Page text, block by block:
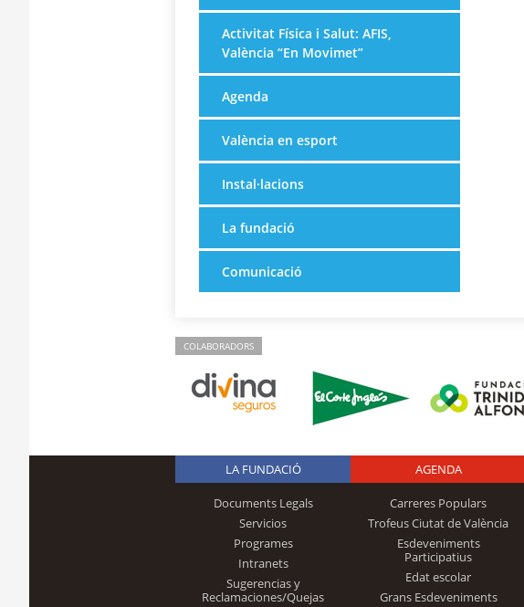
Activitat Física i Salut: AFIS,
València “En Movimet”
Agenda
València en esport
Instal·lacions
La fundació
Comunicació
COLABORADORS
Logo Fundación
Trinidad Alfonso
LA FUNDACIÓ
Documents Legals
Servicios
Programes
Intranets
Sugerencias y
Reclamaciones/Quejas
AGENDA
Carreres Populars
Trofeus Ciutat de València
Esdeveniments
Participatius
Edat escolar
Grans Esdeveniments